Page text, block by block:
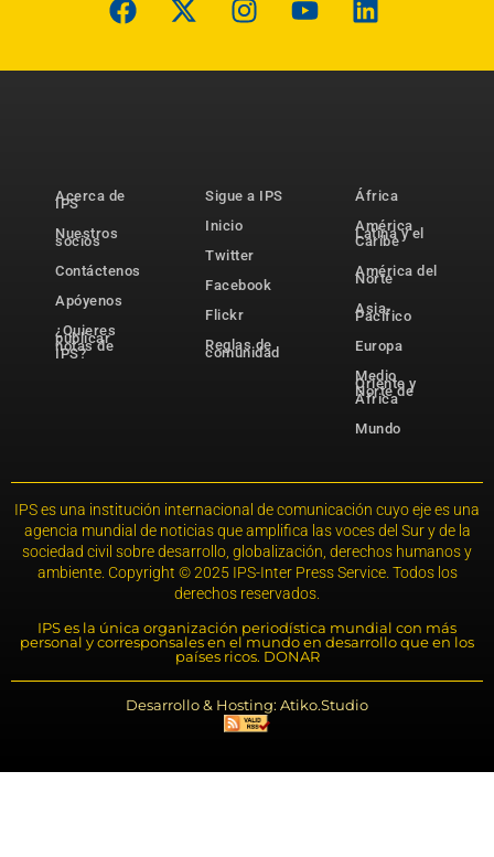
Acerca de
IPS
Nuestros
socios
Contáctenos
Apóyenos
¿Quieres
publicar
notas de
IPS?
Sigue a IPS
Inicio
Twitter
Facebook
Flickr
Reglas de
comunidad
África
América
Latina y el
Caribe
América del
Norte
Asia-
Pacífico
Europa
Medio
Oriente y
Norte de
África
Mundo
IPS es una institución internacional de comunicación cuyo eje es una
agencia mundial de noticias que amplifica las voces del Sur y de la
sociedad civil sobre desarrollo, globalización, derechos humanos y
ambiente. Copyright © 2025 IPS-Inter Press Service. Todos los
derechos reservados.
IPS es la única organización periodística mundial con más
personal y corresponsales en el mundo en desarrollo que en los
países ricos. DONAR
Desarrollo & Hosting: Atiko.Studio